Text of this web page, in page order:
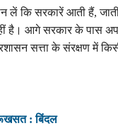
लें कि सरकारें आती हैं,
है। आगे सरकार के पास
सत्ता के संरक्षण में
: बिंदल